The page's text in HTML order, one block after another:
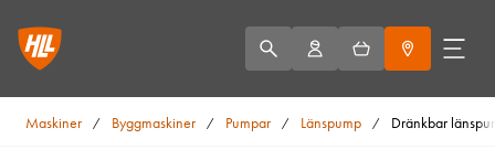
Maskiner / Byggmaskiner / Pumpar / Länspump / Dränkbar